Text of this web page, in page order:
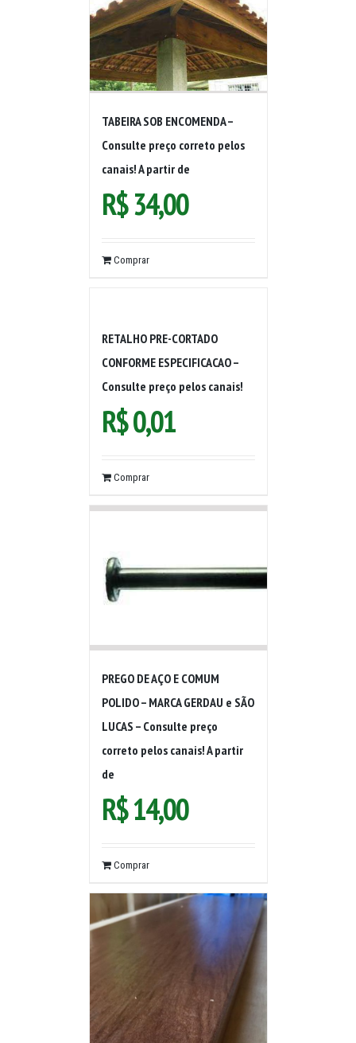
TABEIRA SOB ENCOMENDA –
Consulte preço correto pelos
canais! A partir de
R$34,00
Comprar
RETALHO PRE-CORTADO
CONFORME ESPECIFICACAO –
Consulte preço pelos canais!
R$0,01
Comprar
PREGO DE AÇO E COMUM
POLIDO – MARCA GERDAU e SÃO
LUCAS – Consulte preço
correto pelos canais! A partir
de
R$14,00
Comprar